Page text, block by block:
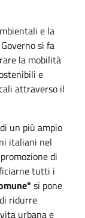
e la
si fa
la mobilità
e
attraverso il
un più ampio
italiani nel
di
tutti i
si pone
ridurre
urbana e